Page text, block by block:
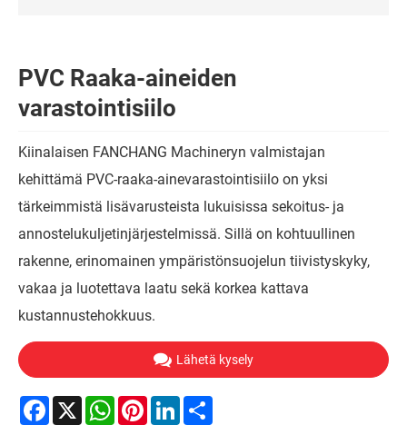
PVC Raaka-aineiden
varastointisiilo
Kiinalaisen FANCHANG Machineryn valmistajan
kehittämä PVC-raaka-ainevarastointisiilo on yksi
tärkeimmistä lisävarusteista lukuisissa sekoitus- ja
annostelukuljetinjärjestelmissä. Sillä on kohtuullinen
rakenne, erinomainen ympäristönsuojelun tiivistyskyky,
vakaa ja luotettava laatu sekä korkea kattava
kustannustehokkuus.
Lähetä kysely
Facebook
X WhatsApp
PinterestLinkedIn